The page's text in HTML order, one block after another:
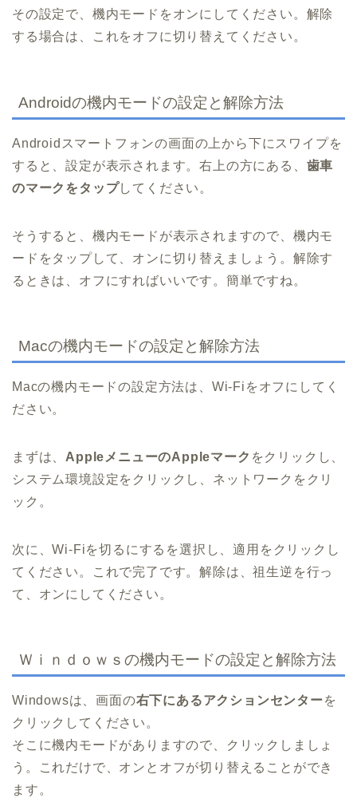
その設定で、機内モードをオンにしてください。解除
する場合は、これをオフに切り替えてください。
Androidの機内モードの設定と解除方法
Androidスマートフォンの画面の上から下にスワイプを
すると、設定が表示されます。右上の方にある、 歯車
のマークをタップしてください。
そうすると、機内モードが表示されますので、機内モ
ードをタップして、オンに切り替えましょう。解除す
るときは、オフにすればいいです。簡単ですね。
Macの機内モードの設定と解除方法
Macの機内モードの設定方法は、Wi-Fiをオフにしてく
ださい。
まずは、 AppleメニューのAppleマーク をクリックし、
システム環境設定をクリックし、ネットワークをクリ
ック。
次に、Wi-Fiを切るにするを選択し、適用をクリックし
てください。これで完了です。解除は、祖生逆を行っ
て、オンにしてください。
Ｗｉｎｄｏｗｓの機内モードの設定と解除方法
Windowsは、画面の右下にあるアクションセンターを
クリックしてください。
そこに機内モードがありますので、クリックしましょ
う。これだけで、オンとオフが切り替えることができ
ます。